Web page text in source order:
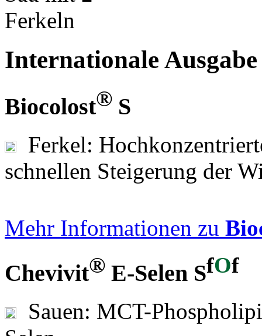
Internationale
Biocolost® S
Ferkel:
schnellen Steigerung der
Mehr Informationen zu
Chevivit® E-Selen SfOf
Sauen: MCT-